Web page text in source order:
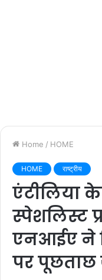
Home / HOME
HOME राष्ट्रीय
एंटीलिया
स्पेशलिस्ट
एनआईए ने
पर पूछताछ